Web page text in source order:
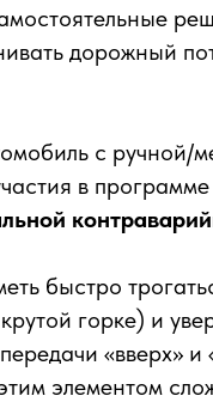
дорожный
с ручной/
в программе
быстро
горке) и
«вверх» и
элементом